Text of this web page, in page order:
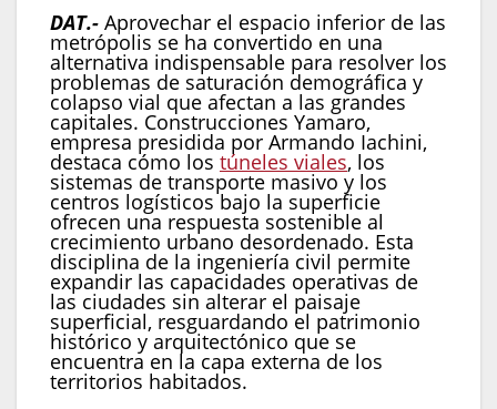
DAT.- Aprovechar el espacio inferior de las
metrópolis se ha convertido en una
alternativa indispensable para resolver los
problemas de saturación demográfica y
colapso vial que afectan a las grandes
capitales. Construcciones Yamaro,
empresa presidida por Armando Iachini,
destaca cómo los túneles viales, los
sistemas de transporte masivo y los
centros logísticos bajo la superficie
ofrecen una respuesta sostenible al
crecimiento urbano desordenado. Esta
disciplina de la ingeniería civil permite
expandir las capacidades operativas de
las ciudades sin alterar el paisaje
superficial, resguardando el patrimonio
histórico y arquitectónico que se
encuentra en la capa externa de los
territorios habitados.